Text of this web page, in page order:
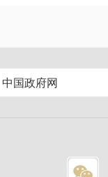
中国政府网